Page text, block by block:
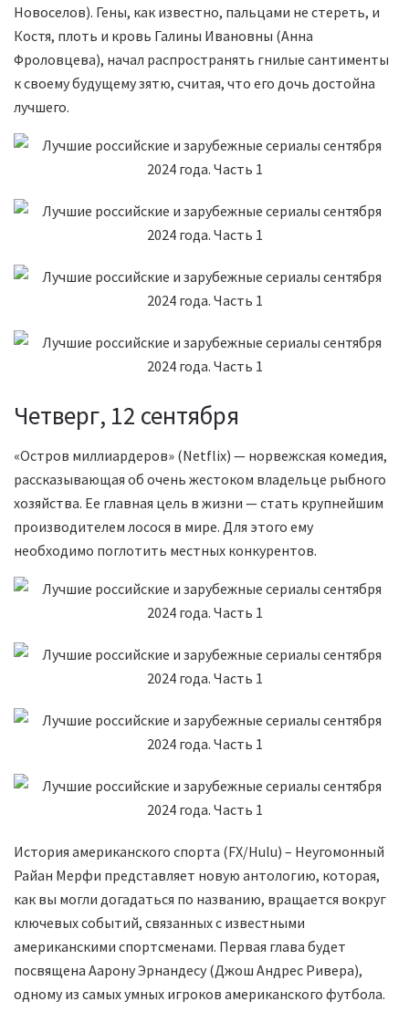
Новоселов). Гены, как известно, пальцами не стереть, и
Костя, плоть и кровь Галины Ивановны (Анна
Фроловцева), начал распространять гнилые сантименты
к своему будущему зятю, считая, что его дочь достойна
лучшего.
Четверг, 12 сентября
«Остров миллиардеров» (Netflix) — норвежская комедия,
рассказывающая об очень жестоком владельце рыбного
хозяйства. Ее главная цель в жизни — стать крупнейшим
производителем лосося в мире. Для этого ему
необходимо поглотить местных конкурентов.
История американского спорта (FX/Hulu) – Неугомонный
Райан Мерфи представляет новую антологию, которая,
как вы могли догадаться по названию, вращается вокруг
ключевых событий, связанных с известными
американскими спортсменами. Первая глава будет
посвящена Аарону Эрнандесу (Джош Андрес Ривера),
одному из самых умных игроков американского футбола.